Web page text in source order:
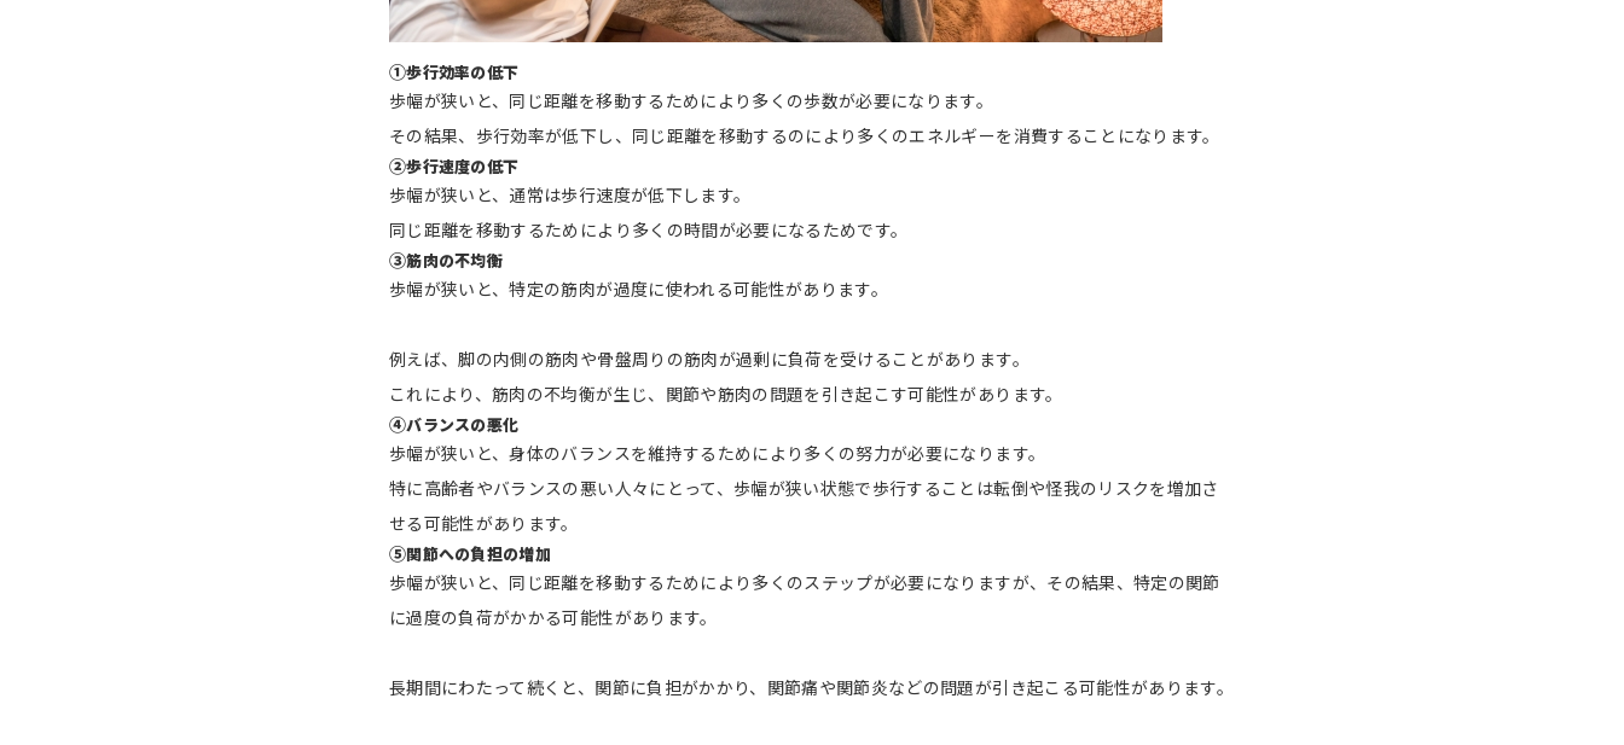
①歩行効率の低下
歩幅が狭いと、同じ距離を移動するためにより多くの歩数が必要になります。
その結果、歩行効率が低下し、同じ距離を移動するのにより多くのエネルギーを消費することになります。
②歩行速度の低下
歩幅が狭いと、通常は歩行速度が低下します。
同じ距離を移動するためにより多くの時間が必要になるためです。
③筋肉の不均衡
歩幅が狭いと、特定の筋肉が過度に使われる可能性があります。
例えば、脚の内側の筋肉や骨盤周りの筋肉が過剰に負荷を受けることがあります。
これにより、筋肉の不均衡が生じ、関節や筋肉の問題を引き起こす可能性があります。
④バランスの悪化
歩幅が狭いと、身体のバランスを維持するためにより多くの努力が必要になります。
特に高齢者やバランスの悪い人々にとって、歩幅が狭い状態で歩行することは転倒や怪我のリスクを増加さ
せる可能性があります。
⑤関節への負担の増加
歩幅が狭いと、同じ距離を移動するためにより多くのステップが必要になりますが、その結果、特定の関節
に過度の負荷がかかる可能性があります。
長期間にわたって続くと、関節に負担がかかり、関節痛や関節炎などの問題が引き起こる可能性があります。